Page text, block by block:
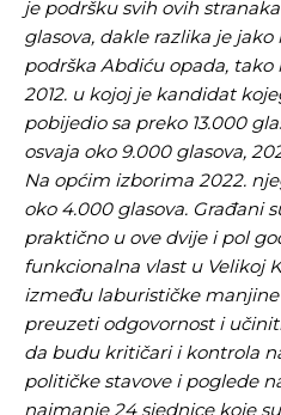
Pusti
Ovim putem želimo da vam
odlučili da pustite Vašu priču
Objavi.ba
[wpuf_form id=”7463”]
Pusti
Ovim putem želimo da vam
odlučili da pustite Vašu priču
Objavi.ba
[wpuf_form id=”7463”]
je podršku svih ovih
glasova, dakle razlika je
podrška Abdiću opada,
2012. u kojoj je kandidat
pobijedio sa preko 13.000
osvaja oko 9.000 glasova,
Na općim izborima 2022.
oko 4.000 glasova. Građani
praktično u ove dvije i pol
funkcionalna vlast u Velikoj
između laburističke
preuzeti odgovornost i
da budu kritičari i kontrola
političke stavove i poglede
najmanje 24 sjednice koje